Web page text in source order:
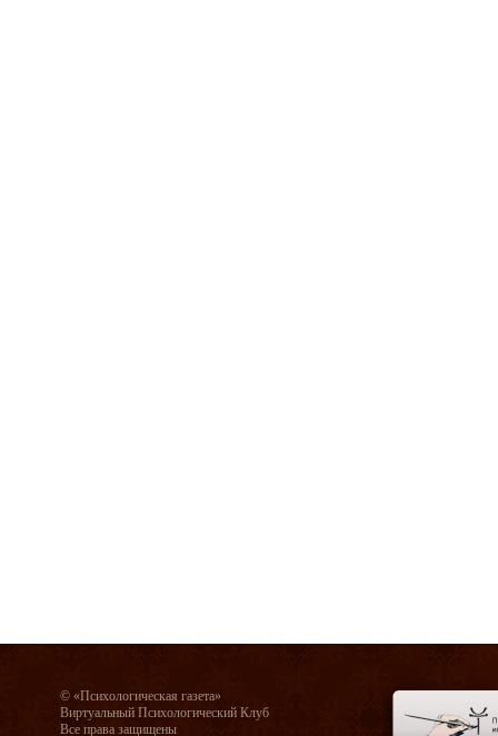
© «Психологическая газета»
Виртуальный Психологический Клуб
Все права защищены